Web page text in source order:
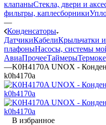
клапаныСтекла, двери и
фильтры, каплесборники
—
Конденсаторы
ДатчикиКабелиКрыльчатки
плафоныНасосы, системы
АвиаПрочееТаймеры
—K0H4170A UNOX -
k0h4170a
В избранное